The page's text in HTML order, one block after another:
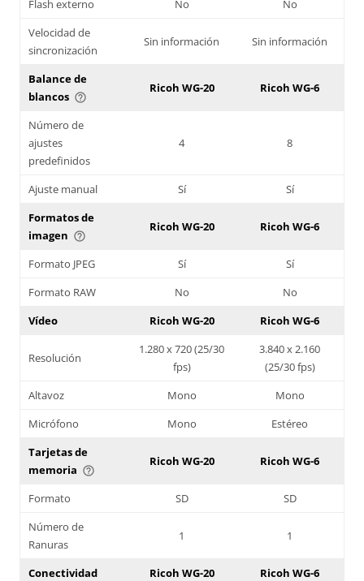
Flash externo
No
No
Velocidad de
sincronización
Sin información Sin información
Balance de
blancos help_outline
Ricoh WG-20 Ricoh WG-6
Número de
ajustes
predefinidos
4 8
Ajuste manual Sí
Sí
Formatos de
imagen help_outline
Ricoh WG-20 Ricoh WG-6
Formato JPEG Sí
Sí
Formato RAW
No
No
Vídeo
Ricoh WG-20 Ricoh WG-6
Resolución
1.280 x 720 (25/30
fps)
3.840 x 2.160
(25/30 fps)
Altavoz
Mono
Mono
Micrófono
Mono
Estéreo
Tarjetas de
memoria help_outline
Ricoh WG-20 Ricoh WG-6
Formato SD
SD
Número de
Ranuras
1 1
Conectividad Ricoh WG-20
Ricoh WG-6